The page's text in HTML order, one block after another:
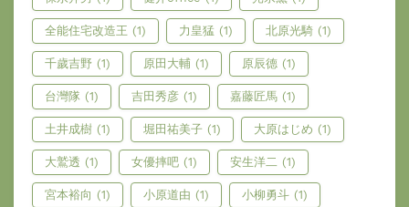
全能住宅改造王 (1) 力皇猛 (1) 北原光騎 (1)
千歲吉野 (1) 原田大輔 (1) 原辰德 (1)
台灣隊 (1) 吉田秀彦 (1) 嘉藤匠馬 (1)
土井成樹 (1) 堀田祐美子 (1) 大原はじめ (1)
大鷲透 (1) 女優摔吧 (1) 安生洋二 (1)
宮本裕向 (1) 小原道由 (1) 小柳勇斗 (1)